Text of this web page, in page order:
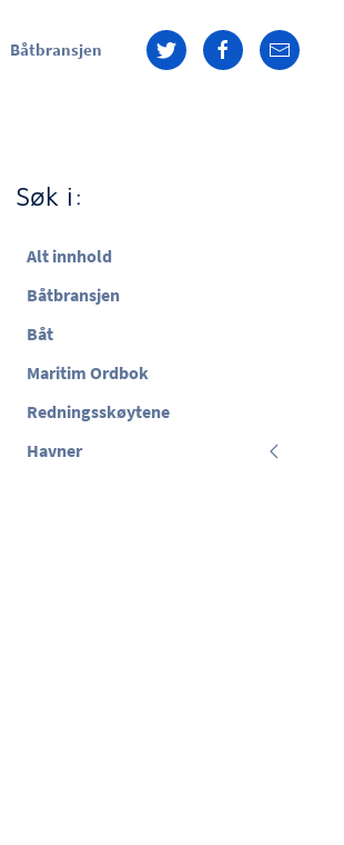
Båtbransjen
Søk i:
Alt innhold
Båtbransjen
Båt
Maritim Ordbok
Redningsskøytene
Havner